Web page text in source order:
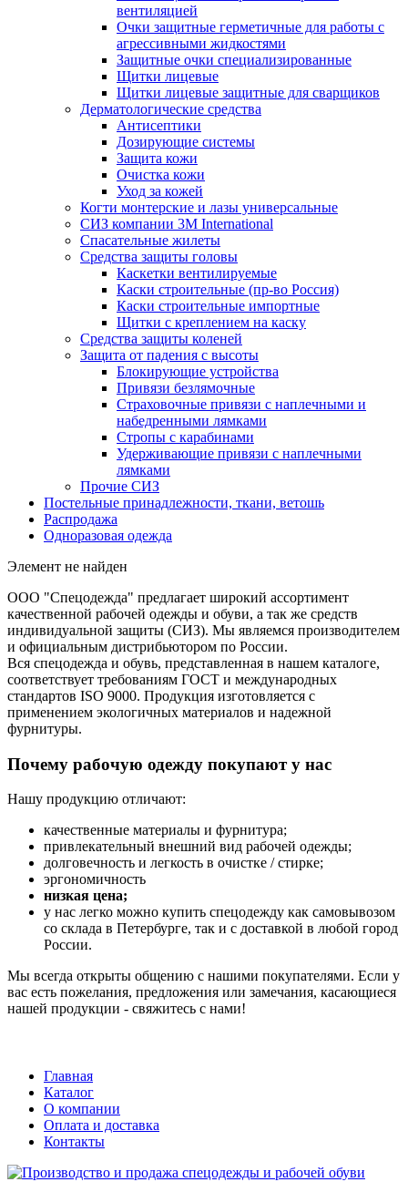
вентиляцией
Очки защитные герметичные для работы с
агрессивными жидкостями
Защитные очки специализированные
Щитки лицевые
Щитки лицевые защитные для сварщиков
Дерматологические средства
Антисептики
Дозирующие системы
Защита кожи
Очистка кожи
Уход за кожей
Когти монтерские и лазы универсальные
СИЗ компании 3М International
Спасательные жилеты
Средства защиты головы
Каскетки вентилируемые
Каски строительные (пр-во Россия)
Каски строительные импортные
Щитки с креплением на каску
Средства защиты коленей
Защита от падения с высоты
Блокирующие устройства
Привязи безлямочные
Страховочные привязи с наплечными и
набедренными лямками
Стропы с карабинами
Удерживающие привязи с наплечными
лямками
Прочие СИЗ
Постельные принадлежности, ткани, ветошь
Распродажа
Одноразовая одежда
Элемент не найден
ООО "Спецодежда" предлагает широкий ассортимент
качественной рабочей одежды и обуви, а так же средств
индивидуальной защиты (СИЗ). Мы являемся производителем
и официальным дистрибьютором по России.
Вся спецодежда и обувь, представленная в нашем каталоге,
соответствует требованиям ГОСТ и международных
стандартов ISO 9000. Продукция изготовляется с
применением экологичных материалов и надежной
фурнитуры.
Почему рабочую одежду покупают у нас
Нашу продукцию отличают:
качественные материалы и фурнитура;
привлекательный внешний вид рабочей одежды;
долговечность и легкость в очистке / стирке;
эргономичность
низкая цена;
у нас легко можно купить спецодежду как самовывозом
со склада в Петербурге, так и с доставкой в любой город
России.
Мы всегда открыты общению с нашими покупателями. Если у
вас есть пожелания, предложения или замечания, касающиеся
нашей продукции - свяжитесь с нами!
Главная
Каталог
О компании
Оплата и доставка
Контакты